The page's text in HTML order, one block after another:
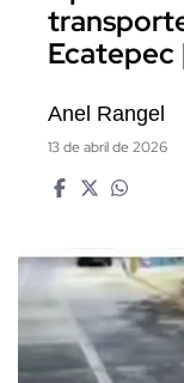
Ecatepec
Anel Rangel
13 de abril de 2026